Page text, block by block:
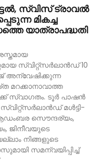
സ്വിസ് ട്രാവൽ
മികച്ച
യാത്രാപദ്ധതി
സ്വിറ്റ്സർലാൻഡ് 10
അന്വേഷിക്കുന്ന
മറക്കാനാവാത്ത
സ്വാഗതം. ടൂർ പാഷൻ
മൾട്ടി-
ആഡംബര സൌന്ദര്യം,
ജിനീവയുടെ
നിങ്ങളുടെ
സമന്വയിപ്പിച്ച്